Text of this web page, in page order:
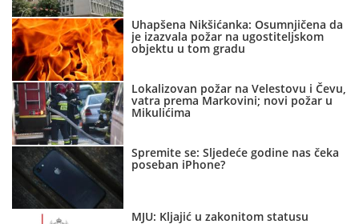
Uhapšena Nikšićanka: Osumnjičena da
je izazvala požar na ugostiteljskom
objektu u tom gradu
Lokalizovan požar na Velestovu i Čevu,
vatra prema Markovini; novi požar u
Mikulićima
Spremite se: Sljedeće godine nas čeka
poseban iPhone?
MJU: Kljajić u zakonitom statusu